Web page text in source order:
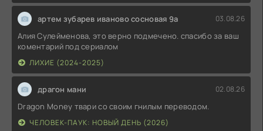
артем зубарев иваново сосновая 9а 03.08.26
Алия Сулейменова, это верно подмечено. спасибо за ваш
коментарий под сериалом
ЛИХИЕ (2024-2025)
драгон мани 02.08.26
Dragon Money твари со своим гнилым переводом.
ЧЕЛОВЕК-ПАУК: НОВЫЙ ДЕНЬ (2026)